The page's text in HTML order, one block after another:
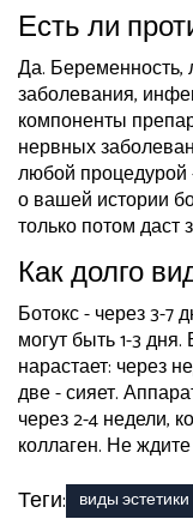
Есть ли
Да. Беременность,
заболевания,
компоненты
нервных
любой процедурой
о вашей истории
только потом даст
Как долго
Ботокс - через 3-7
могут быть 1-3
нарастает: через
две - сияет.
через 2-4 недели,
коллаген. Не
Теги: виды эстетики